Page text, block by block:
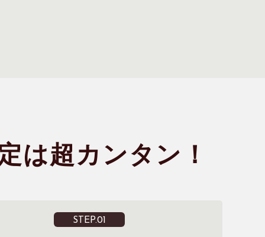
は超カンタン！
STEP.01